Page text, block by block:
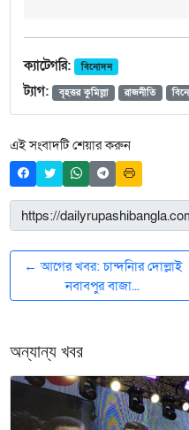
ক্যাটেগরি: বিনোদন
ট্যাগ: বৃহত্তর কুমিল্লা রাজনীতি
এই সংবাদটি শেয়ার করুন
← আগের খবর: চান্দনিার দোল্লাই
নবাবপুর বাজা...
অন্যান্য খবর